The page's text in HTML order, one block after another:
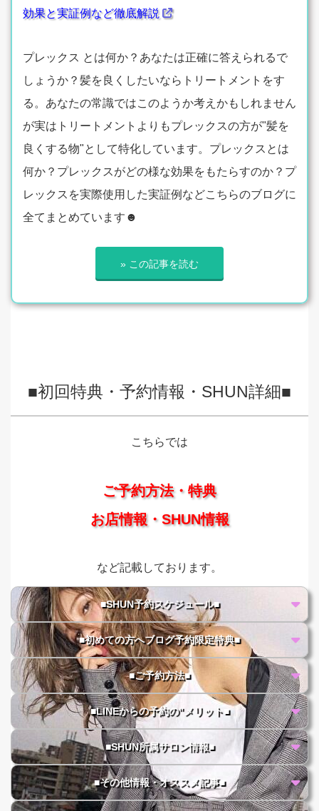
効果と実証例など徹底解説
プレックス とは何か？あなたは正確に答えられるで
しょうか？髪を良くしたいならトリートメントをす
る。あなたの常識ではこのようか考えかもしれません
が実はトリートメントよりもプレックスの方が"髪を
良くする物"として特化しています。プレックスとは
何か？プレックスがどの様な効果をもたらすのか？プ
レックスを実際使用した実証例などこちらのブログに
全てまとめています☻
» この記事を読む
■初回特典・予約情報・SHUN詳細■
こちらでは
ご予約方法・特典
お店情報・SHUN情報
など記載しております。
■SHUN予約スケジュール■
■初めての方へブログ予約限定特典■
■ご予約方法■
■LINEからの予約の"メリット■
■SHUN所属サロン情報■
■その他情報・オススメ記事■